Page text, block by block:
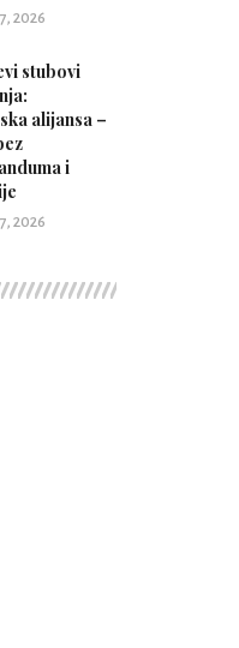
2026
stubovi
alijansa –
i
2026